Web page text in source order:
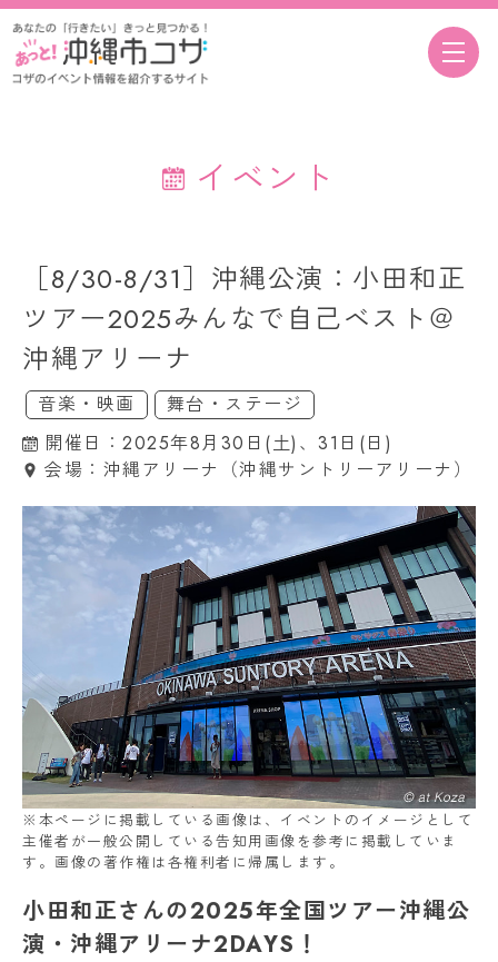
イベント
［8/30-8/31］沖縄公演：小田和正
ツアー2025みんなで自己ベスト＠
沖縄アリーナ
音楽・映画
舞台・ステージ
開催日：2025年8月30日(土)、31日(日)
会場：沖縄アリーナ（沖縄サントリーアリーナ）
※本ページに掲載している画像は、イベントのイメージとして
主催者が一般公開している告知用画像を参考に掲載していま
す。画像の著作権は各権利者に帰属します。
小田和正さんの2025年全国ツアー沖縄公
演・沖縄アリーナ2DAYS！